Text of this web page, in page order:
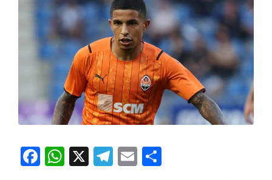
Facebook
WhatsApp
X Telegram
Email